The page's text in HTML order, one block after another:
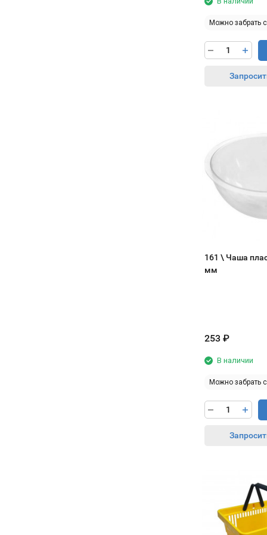
Можно забрать
161 \ Чаша
мм
253 ₽
В наличии
Можно забрать